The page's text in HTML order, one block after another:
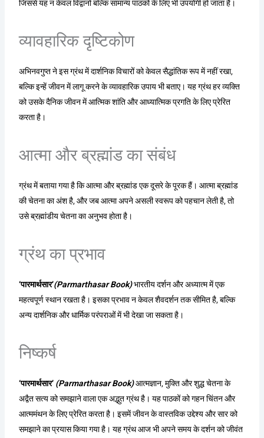
जिससे यह न केवल विद्वानों बल्कि सामान्य पाठकों के लिए भी उपयोगी हो जाता है।
व्यावहारिक दृष्टिकोण
अभिनवगुप्त ने इस ग्रंथ में दार्शनिक विचारों को केवल सैद्धांतिक रूप में नहीं रखा,
बल्कि इन्हें जीवन में लागू करने के व्यावहारिक उपाय भी बताए। यह ग्रंथ हर व्यक्ति
को उसके दैनिक जीवन में आत्मिक शांति और आध्यात्मिक प्रगति के लिए प्रेरित
करता है।
आत्मा और ब्रह्मांड का संबंध
ग्रंथ में बताया गया है कि आत्मा और ब्रह्मांड एक दूसरे के पूरक हैं। आत्मा ब्रह्मांड
की चेतना का अंश है, और जब आत्मा अपने असली स्वरूप को पहचान लेती है, तो
उसे ब्रह्मांडीय चेतना का अनुभव होता है।
ग्रंथ का प्रभाव
‘पारमार्थसार’(Parmarthasar Book)भारतीय दर्शन और अध्यात्म में एक
महत्वपूर्ण स्थान रखता है। इसका प्रभाव न केवल शैवदर्शन तक सीमित है, बल्कि
अन्य दार्शनिक और धार्मिक परंपराओं में भी देखा जा सकता है।
निष्कर्ष
‘पारमार्थसार’(Parmarthasar Book)आत्मज्ञान, मुक्ति और शुद्ध चेतना के
अद्वैत सत्य को समझाने वाला एक अद्भुत ग्रंथ है। यह पाठकों को गहन चिंतन और
आत्ममंथन के लिए प्रेरित करता है। इसमें जीवन के वास्तविक उद्देश्य और सार को
समझाने का प्रयास किया गया है। यह ग्रंथ आज भी अपने समय के दर्शन को जीवंत